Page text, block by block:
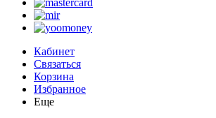
Кабинет
Связаться
Корзина
Избранное
Еще